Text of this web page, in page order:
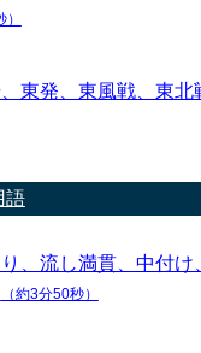
、東発、東風戦、東
語
、流し満貫、中付け
（約3分50秒）